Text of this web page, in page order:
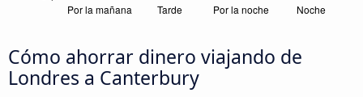
Cómo ahorrar dinero viajando de
Londres a Canterbury